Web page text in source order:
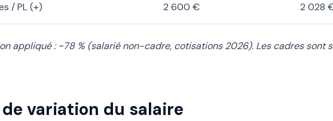
/ PL (+) 2 600 € 2 028
appliqué : ~78 % (salarié non-cadre, cotisations 2026). Les cadres sont
variation du salaire